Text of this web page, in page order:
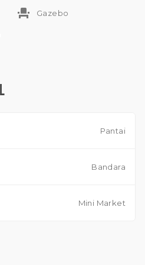
properti yang luar biasa yang
menakjubkan, ruang yang
sangat diinginkan di
event_seat Gazebo
Pantai
Bandara
Mini Market